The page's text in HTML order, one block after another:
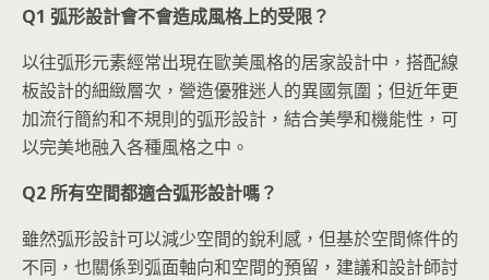
Q1 弧形設計會不會造成風格上的受限？
以往弧形元素經常出現在歐美風格的居家設計中，搭配線
板設計的細緻層次，營造優雅迷人的異國氛圍；但近年更
加流行簡約和不規則的弧形設計，結合美學和機能性，可
以完美地融入各種風格之中。
Q2 所有空間都適合弧形設計嗎？
雖然弧形設計可以減少空間的銳利感，但基於空間條件的
不同，也關係到弧面軸向和空間的預留，建議和設計師討